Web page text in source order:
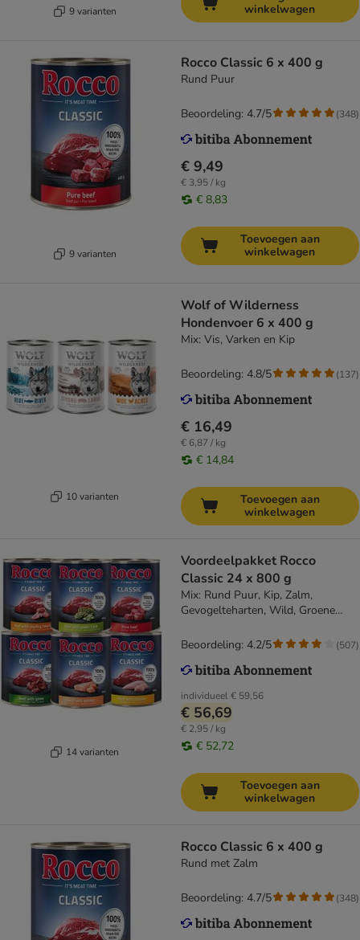
9 varianten
winkelwagen
9 varianten
Rocco Classic 6 x 400 g
Rund Puur
€ 9,49
€ 3,95 / kg
€ 8,83
Beoordeling: 4.7/5 (348)
Toevoegen aan
winkelwagen
10 varianten
Wolf of Wilderness
Hondenvoer 6 x 400 g
Mix: Vis, Varken en Kip
€ 16,49
€ 6,87 / kg
€ 14,84
Beoordeling: 4.8/5 (137)
Toevoegen aan
winkelwagen
14 varianten
Voordeelpakket Rocco
Classic 24 x 800 g
Mix: Rund Puur, Kip, Zalm,
Gevogelteharten, Wild, Groene
individueel€ 59,56
€ 56,69
€ 2,95 / kg
€ 52,72
Beoordeling: 4.2/5 (507)
Toevoegen aan
winkelwagen
Rocco Classic 6 x 400 g
Rund met Zalm
Beoordeling: 4.7/5 (348)